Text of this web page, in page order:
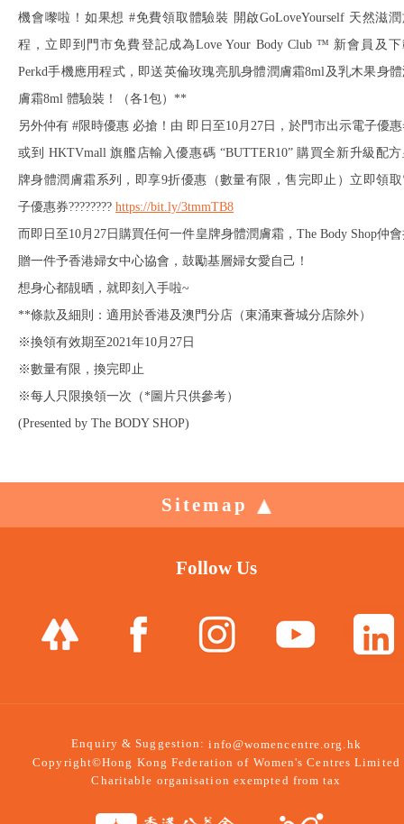
機會嚟啦！如果想 #免費領取體驗裝 開啟GoLoveYourself 天然滋潤
程，立即到門市免費登記成為Love Your Body Club ™ 新會員及下
Perkd手機應用程式，即送英倫玫瑰亮肌身體潤膚霜8ml及乳木果身
膚霜8ml 體驗裝！（各1包）**
另外仲有 #限時優惠 必搶！由 即日至10月27日，於門市出示電子優
或到 HKTVmall 旗艦店輸入優惠碼 “BUTTER10” 購買全新升級配
牌身體潤膚霜系列，即享9折優惠（數量有限，售完即止）立即領取
子優惠券???????? https://bit.ly/3tmmTB8
而即日至10月27日購買任何一件皇牌身體潤膚霜，The Body Shop仲
贈一件予香港婦女中心協會，鼓勵基層婦女愛自己！
想身心都靚晒，就即刻入手啦~
**條款及細則：適用於香港及澳門分店（東涌東薈城分店除外）
※換領有效期至2021年10月27日
※數量有限，換完即止
※每人只限換領一次（*圖片只供參考）
(Presented by The BODY SHOP)
Sitemap
Follow Us
Enquiry & Suggestion:info@womencentre.org.hk
Copyright©Hong Kong Federation of Women's Centres Limited
Charitable organisation exempted from tax